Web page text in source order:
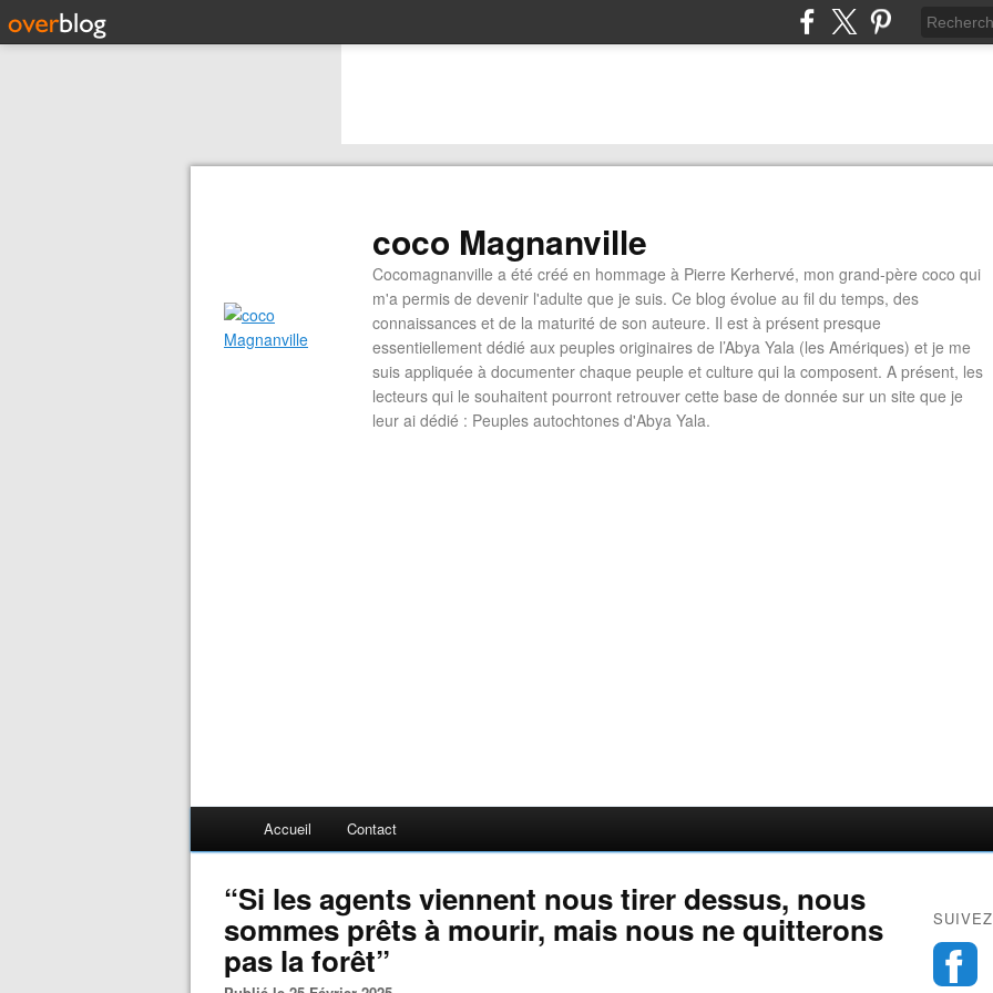
coco Magnanville
Cocomagnanville a été créé en hommage à Pierre Kerhervé, mon grand-père coco qui
m'a permis de devenir l'adulte que je suis. Ce blog évolue au fil du temps, des
connaissances et de la maturité de son auteure. Il est à présent presque
essentiellement dédié aux peuples originaires de l’Abya Yala (les Amériques) et je me
suis appliquée à documenter chaque peuple et culture qui la composent. A présent, les
lecteurs qui le souhaitent pourront retrouver cette base de donnée sur un site que je
leur ai dédié : Peuples autochtones d'Abya Yala.
Accueil Contact
“Si les agents viennent nous tirer dessus, nous
sommes prêts à mourir, mais nous ne quitterons
pas la forêt”